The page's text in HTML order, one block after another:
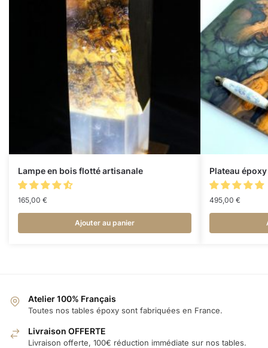
Lampe en bois flotté artisanale
165,00 €
Ajouter au panier
Plateau
495,00 €
Atelier 100% Français
Toutes nos tables époxy sont fabriquées en France.
Livraison OFFERTE
Livraison offerte, 100€ réduction immédiate sur nos tables.